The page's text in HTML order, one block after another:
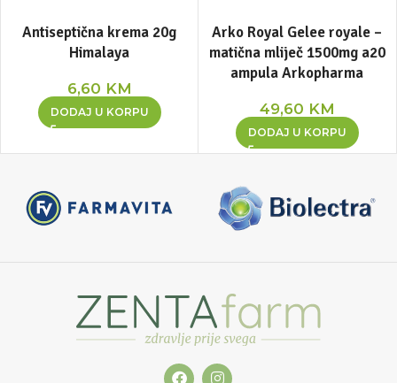
Antiseptična krema 20g
Himalaya
6,60 KM
DODAJ U KORPU
Arko Royal Gelee royale –
matična mliječ 1500mg a20
ampula Arkopharma
49,60 KM
DODAJ U KORPU